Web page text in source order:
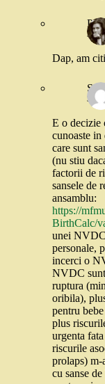
3
Dap, am
Stefi
3
E o decizie
cunoaste in
care sunt
(nu stiu
factorii de
sansele de
ansamblu:
https://
BirthCalc/
unei
personale,
incerci o
NVDC
ruptura
oribila),
pentru
plus
urgenta
riscurile
prolaps) m-
cu sanse